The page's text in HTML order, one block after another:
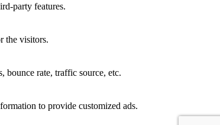
party features.
the visitors.
bounce rate, traffic source, etc.
to provide customized ads.